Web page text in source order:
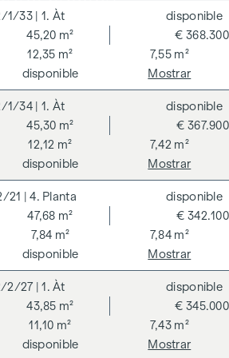
de forma independiente
Consejo Alemán de Construcción
se está buscando una verificación de la
creación de un espacio vital
de los futuros residentes son el
GARDENS. Las certificaciones
transparente una estrategia holística
de un condominio
(Consejo Alemán de Construcción
de diversas ventajas que abarcan
económicos y socioculturales. En la
algunas de las principales
nos gustaría señalar que, a menos
en la oferta, se deberá abonar
con éxito la transacción según las
1/33 | 1. Àt
45,20 m²
12,35 m²
7,55 m²
€ 368.300
disponible
disponible
Mostrar
1/34 | 1. Àt
45,30 m²
12,12 m²
7,42 m²
€ 367.900
disponible
disponible
Mostrar
21 | 4. Planta
47,68 m²
7,84 m²
7,84 m²
€ 342.100
disponible
disponible
Mostrar
2/27 | 1. Àt
43,85 m²
11,10 m²
7,43 m²
€ 345.000
disponible
disponible
Mostrar